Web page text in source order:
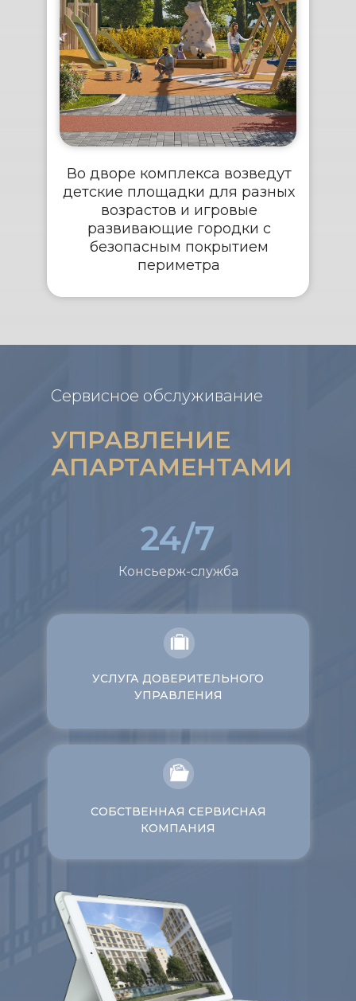
Во дворе комплекса возведут
детские площадки для разных
возрастов и игровые
развивающие городки с
безопасным покрытием
периметра
УПРАВЛЕНИЕ
АПАРТАМЕНТАМИ
Сервисное обслуживание
УСЛУГА ДОВЕРИТЕЛЬНОГО
УПРАВЛЕНИЯ
СОБСТВЕННАЯ СЕРВИСНАЯ
КОМПАНИЯ
24/7
Консьерж-служба